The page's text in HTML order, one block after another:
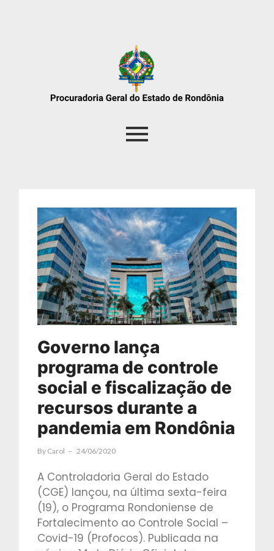
Governo lança
programa de controle
social e fiscalização de
recursos durante a
pandemia em Rondônia
By Carol 24/06/2020
A Controladoria Geral do Estado
(CGE) lançou, na última sexta-feira
(19), o Programa Rondoniense de
Fortalecimento ao Controle Social –
Covid-19 (Profocos). Publicada na